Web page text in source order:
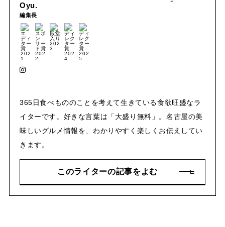
Oyu.
編集長
365日食べもののことを考えて生きている食欲旺盛なラ
イターです。好きな言葉は「大盛り無料」。名古屋の美
味しいグルメ情報を、わかりやすく楽しくお伝えしてい
きます。
このライターの記事をよむ